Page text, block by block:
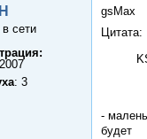
в сети
: 3
gsMax
Цитата:
-
будет